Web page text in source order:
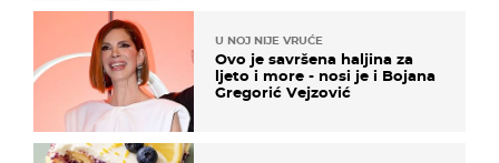
U NOJ NIJE VRUĆE
Ovo je savršena haljina za
ljeto i more - nosi je i Bojana
Gregorić Vejzović